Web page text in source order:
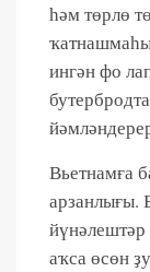
һәм төрлө
ингән фо
Вьетнамға
арзанлығы.
аҡса өсөн